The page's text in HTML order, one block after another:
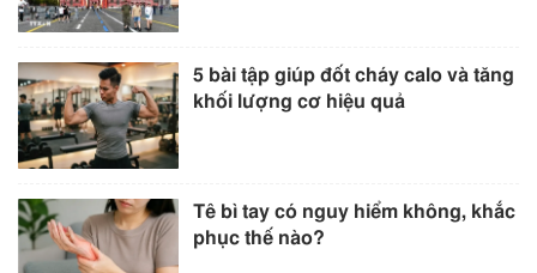
5 bài tập giúp đốt cháy calo và tăng
khối lượng cơ hiệu quả
Tê bì tay có nguy hiểm không, khắc
phục thế nào?